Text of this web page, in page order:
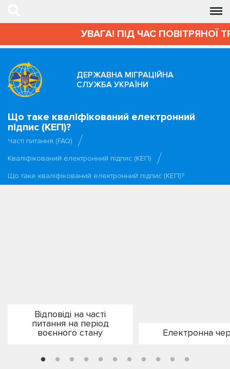
УВАГА! ПІД ЧАС ПОВІТРЯНОЇ
ДЕРЖАВНА МІГРАЦІЙНА
СЛУЖБА УКРАЇНИ
Що таке кваліфікований електронний
підпис (КЕП)?
Часті питання (FAQ)
Кваліфікований електронний підпис (КЕП)
Що таке кваліфікований електронний підпис (КЕП)?
Відповіді на часті
питання на період
воєнного стану
Електронна